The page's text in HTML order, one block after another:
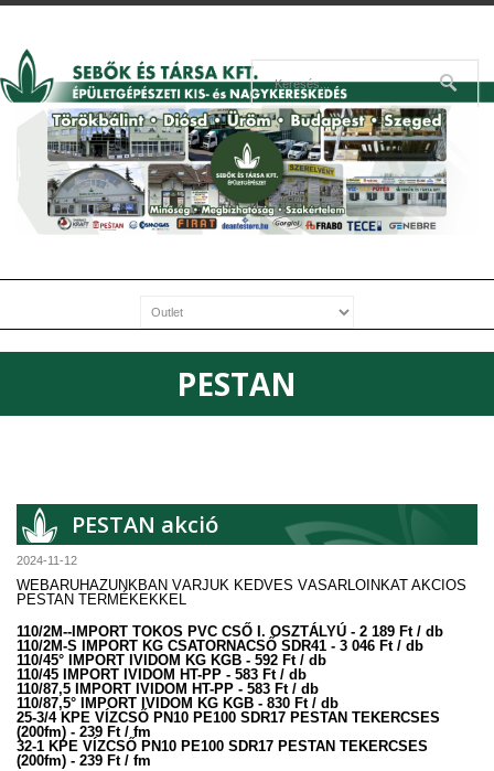
PESTAN
PESTAN akció
2024-11-12
WEBÁRUHÁZUNKBAN VÁRJUK KEDVES VÁSÁRLÓINKAT AKCIÓS
PESTAN TERMÉKEKKEL
110/2M--IMPORT TOKOS PVC CSŐ I. OSZTÁLYÚ - 2 189 Ft / db
110/2M-S IMPORT KG CSATORNACSŐ SDR41 - 3 046 Ft / db
110/45° IMPORT IVIDOM KG KGB - 592 Ft / db
110/45 IMPORT IVIDOM HT-PP - 583 Ft / db
110/87,5 IMPORT IVIDOM HT-PP - 583 Ft / db
110/87,5° IMPORT IVIDOM KG KGB - 830 Ft / db
25-3/4 KPE VÍZCSŐ PN10 PE100 SDR17 PESTAN TEKERCSES
(200fm) - 239 Ft / fm
32-1 KPE VÍZCSŐ PN10 PE100 SDR17 PESTAN TEKERCSES
(200fm) - 239 Ft / fm